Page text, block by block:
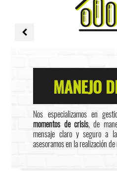
MANEJO
Nos especializamos en
momentos de crisis, de
mensaje claro y seguro a
asesoramos en la realización